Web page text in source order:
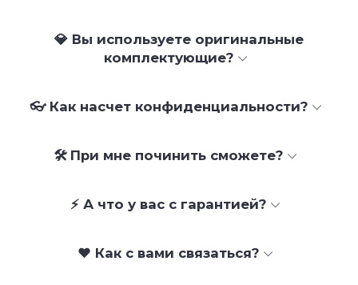
💎 Вы используете оригинальные
комплектующие?
👓 Как насчет конфиденциальности?
🛠 При мне починить сможете?
⚡ А что у вас с гарантией?
❤️ Как с вами связаться?